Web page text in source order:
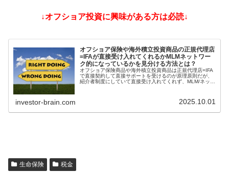
↓オフショア投資に興味がある方は必読↓
オフショア保険や海外積立投資商品の正規代理店
=IFAが直接受け入れてくれるかMLMネットワー
ク的になっているかを見分ける方法とは？
オフショア保険商品や海外積立投資商品は正規代理店=IFA
で直接契約して直接サポートを受けるのが原理原則だが、
紹介者制度にしていて直接受け入れてくれず、MLM/ネット
investor-brain.com 2025.10.01
生命保険 税金